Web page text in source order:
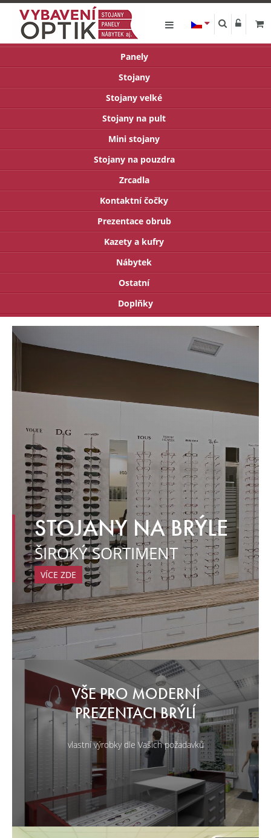
Panely
Stojany
Stojany velké
Stojany na pult
Mini stojany
Stojany na pouzdra
Zrcadla
Kontaktní čočky
Prezentace obrub
Kazety a kufry
Nábytek
Ostatní
Doplňky
STOJANY NA BRÝLE
ŠIROKÝ SORTIMENT
VÍCE ZDE
VŠE PRO MODERNÍ
PREZENTACI BRÝLÍ
vlastní výrobky dle Vašich požadavků